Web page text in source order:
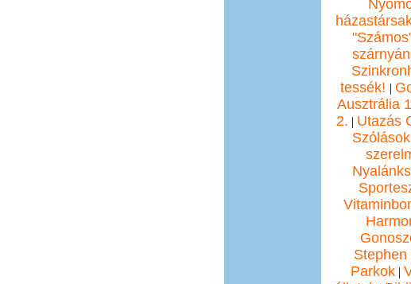
tessék! |
Ausztrália
2. | Utazás
Stephen
Parkok |